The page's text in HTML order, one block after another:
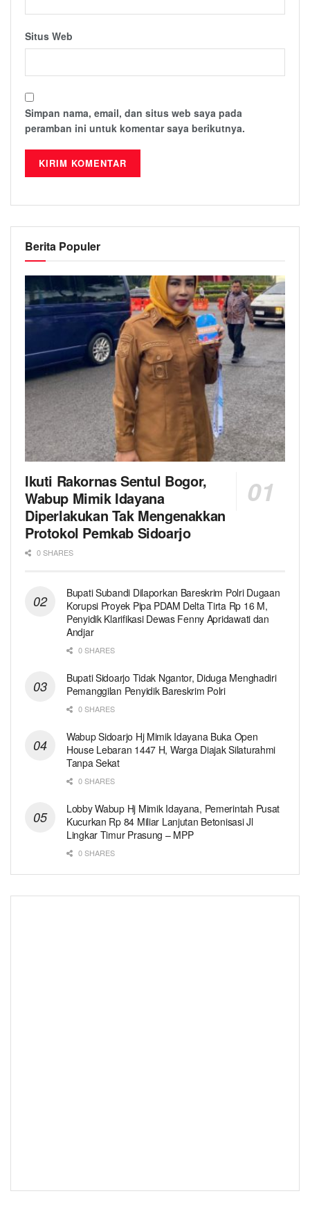
Situs Web
Simpan nama, email, dan situs web saya pada
peramban ini untuk komentar saya berikutnya.
Berita Populer
Ikuti Rakornas Sentul Bogor,
Wabup Mimik Idayana
Diperlakukan Tak Mengenakkan
Protokol Pemkab Sidoarjo
0 SHARES
Bupati Subandi Dilaporkan Bareskrim Polri Dugaan
Korupsi Proyek Pipa PDAM Delta Tirta Rp 16 M,
Penyidik Klarifikasi Dewas Fenny Apridawati dan
Andjar
0 SHARES
Bupati Sidoarjo Tidak Ngantor, Diduga Menghadiri
Pemanggilan Penyidik Bareskrim Polri
0 SHARES
Wabup Sidoarjo Hj Mimik Idayana Buka Open
House Lebaran 1447 H, Warga Diajak Silaturahmi
Tanpa Sekat
0 SHARES
Lobby Wabup Hj Mimik Idayana, Pemerintah Pusat
Kucurkan Rp 84 Miliar Lanjutan Betonisasi Jl
Lingkar Timur Prasung – MPP
0 SHARES